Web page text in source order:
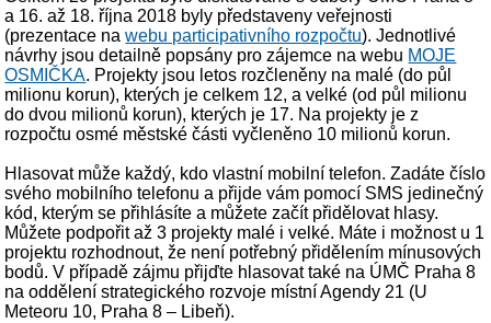
a 16. až 18. října 2018 byly představeny veřejnosti
(prezentace nawebu participativního rozpočtu). Jednotlivé
návrhy jsou detailně popsány pro zájemce na webu MOJE
OSMIČKA. Projekty jsou letos rozčleněny na malé (do půl
milionu korun), kterých je celkem 12, a velké (od půl milionu
do dvou milionů korun), kterých je 17. Na projekty je z
rozpočtu osmé městské části vyčleněno 10 milionů korun.
Hlasovat může každý, kdo vlastní mobilní telefon. Zadáte číslo
svého mobilního telefonu a přijde vám pomocí SMS jedinečný
kód, kterým se přihlásíte a můžete začít přidělovat hlasy.
Můžete podpořit až 3 projekty malé i velké. Máte i možnost u 1
projektu rozhodnout, že není potřebný přidělením mínusových
bodů. V případě zájmu přijďte hlasovat také na ÚMČ Praha 8
na oddělení strategického rozvoje místní Agendy 21 (U
Meteoru 10, Praha 8 – Libeň).